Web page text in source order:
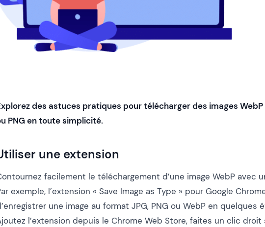
des astuces pratiques pour télécharger des images
PNG en toute simplicité.
une extension
facilement le téléchargement d’une image WebP avec
exemple, l’extension « Save Image as Type » pour Google
une image au format JPG, PNG ou WebP en quelques
l’extension depuis le Chrome Web Store, faites un clic droit